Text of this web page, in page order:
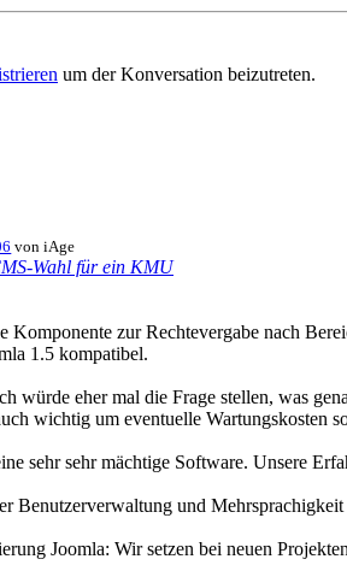
um der Konversation beizutreten.
voniAge
Wahl für ein KMU
Komponente zur Rechtevergabe nach
1.5 kompatibel.
würde eher mal die Frage stellen, was
wichtig um eventuelle Wartungskosten
sehr sehr mächtige Software. Unsere
Benutzerverwaltung und
Joomla: Wir setzen bei neuen